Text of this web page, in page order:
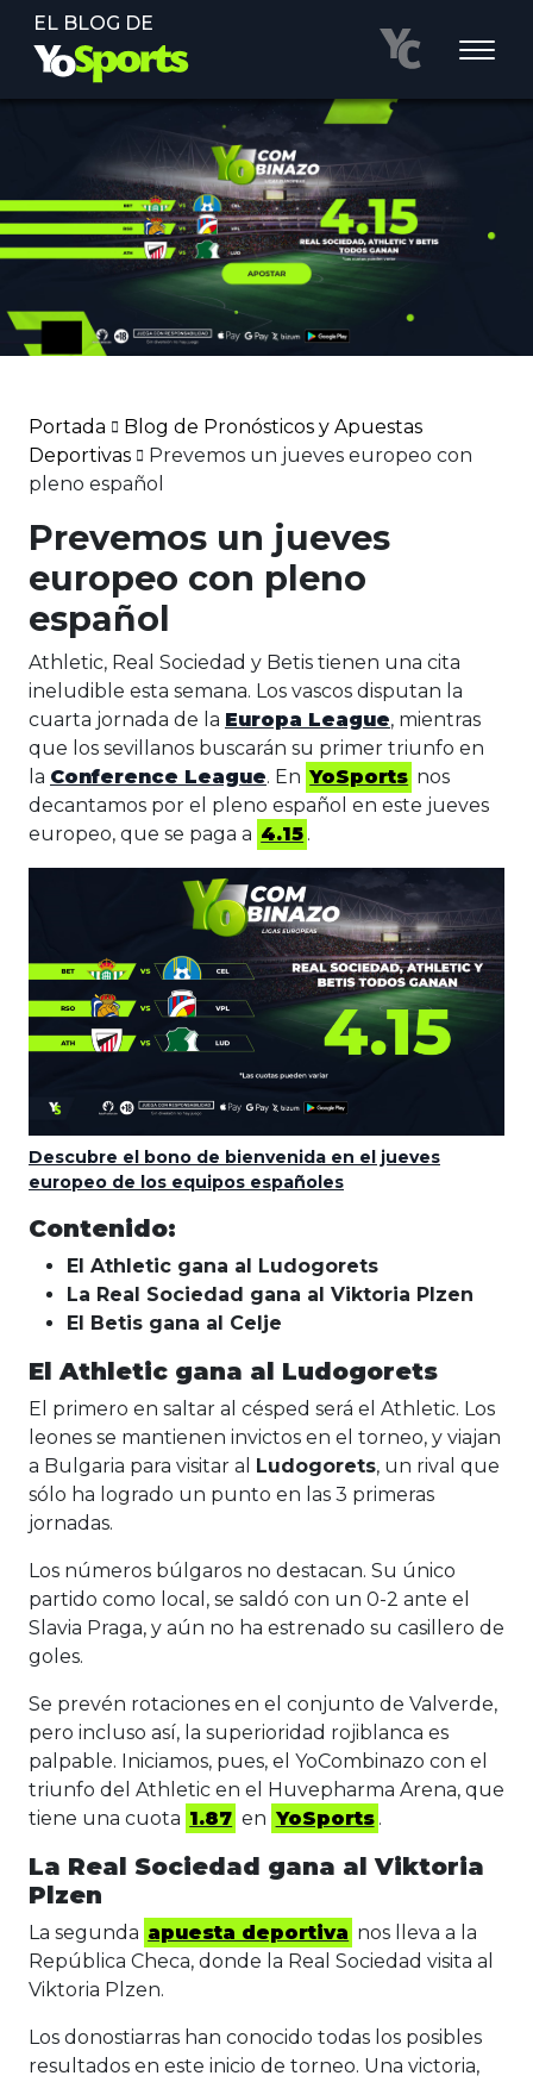
EL BLOG DE
Portada
Blog de Pronósticos y Apuestas
Deportivas
Prevemos un jueves europeo con
pleno español
Prevemos un jueves
europeo con pleno
español
Athletic, Real Sociedad y Betis tienen una cita
ineludible esta semana. Los vascos disputan la
cuarta jornada de la Europa League, mientras
que los sevillanos buscarán su primer triunfo en
la Conference League. En YoSports nos
decantamos por el pleno español en este jueves
europeo, que se paga a 4.15 .
Descubre el bono de bienvenida en el jueves
europeo de los equipos españoles
Contenido:
El Athletic gana al Ludogorets
La Real Sociedad gana al Viktoria Plzen
El Betis gana al Celje
El Athletic gana al Ludogorets
El primero en saltar al césped será el Athletic. Los
leones se mantienen invictos en el torneo, y viajan
a Bulgaria para visitar al
Ludogorets, un rival que
sólo ha logrado un punto en las 3 primeras
jornadas.
Los números búlgaros no destacan. Su único
partido como local, se saldó con un 0-2 ante el
Slavia Praga, y aún no ha estrenado su casillero de
goles.
Se prevén rotaciones en el conjunto de Valverde,
pero incluso así, la superioridad rojiblanca es
palpable. Iniciamos, pues, el YoCombinazo con el
triunfo del Athletic en el Huvepharma Arena, que
tiene una cuota 1.87 en YoSports .
La Real Sociedad gana al Viktoria
Plzen
La segunda apuesta deportiva nos lleva a la
República Checa, donde la Real Sociedad visita al
Viktoria Plzen.
Los donostiarras han conocido todas los posibles
resultados en este inicio de torneo. Una victoria,